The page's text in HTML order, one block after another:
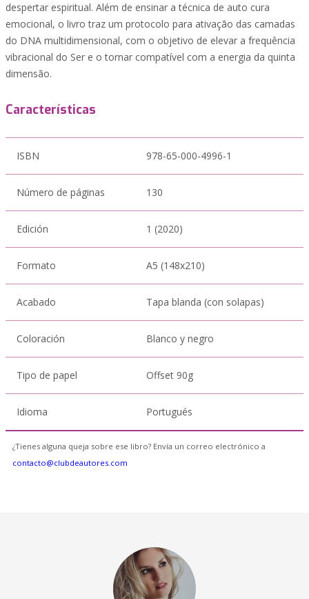
despertar espiritual. Além de ensinar a técnica de auto cura
emocional, o livro traz um protocolo para ativação das camadas
do DNA multidimensional, com o objetivo de elevar a frequência
vibracional do Ser e o tornar compatível com a energia da quinta
dimensão.
Características
ISBN 978-65-000-4996-1
Número de páginas 130
Edición 1 (2020)
Formato A5 (148x210)
Acabado Tapa blanda (con solapas)
Coloración Blanco y negro
Tipo de papel Offset 90g
Idioma Portugués
¿Tienes alguna queja sobre ese libro? Envía un correo electrónico a
contacto@clubdeautores.com